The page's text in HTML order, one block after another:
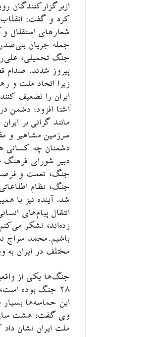
کرد و گفت: انقلاب
شعارهای استقلال
جمله جریان
جنگ تحمیلی،
پیروز شدند. صدام
زیرا اتحاد ملت و
ایران را تضعیف
مانند گرانی بر
سرزمین مشاهیر و
دشمنان چه کسانی
دبیر شورای فرهنگ
جنگ، نعمت و
جنگ، نظام
شد. آینده نیز با
انتقال پیام‌های
زده‌اند، تشکر
باشیم.محمد سراج
مختلف در ایران
۲۸ جنگ بوده
این حماسه‌ها
وی گفت: هشت سال
ملت ایران نشان